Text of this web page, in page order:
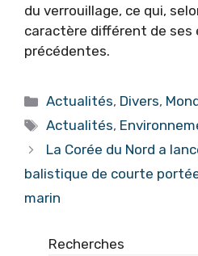
du verrouillage, ce qui,
caractère différent de ses
précédentes.
Catégories
Actualités, Divers,
Étiquettes
Actualités,
La Corée du Nord a
balistique de courte
marin
Recherches